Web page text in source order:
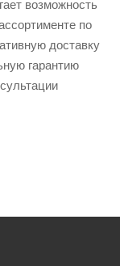
возможность
по
доставку
гарантию